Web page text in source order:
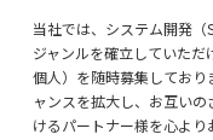
当社では、システム開発
ジャンルを確立していただ
個人）を随時募集してお
ャンスを拡大し、お互い
けるパートナー様を心より